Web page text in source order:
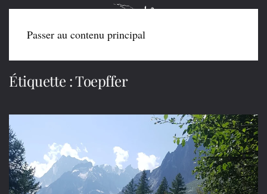
Passer au contenu principal
Étiquette :Toepffer